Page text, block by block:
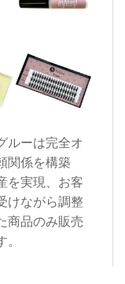
ルーは完全オ
関係を構築
を実現、お客
けながら調整
商品のみ販売